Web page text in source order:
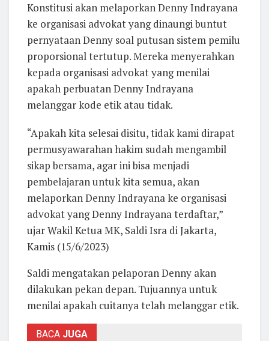
Konstitusi akan melaporkan Denny Indrayana
ke organisasi advokat yang dinaungi buntut
pernyataan Denny soal putusan sistem pemilu
proporsional tertutup. Mereka menyerahkan
kepada organisasi advokat yang menilai
apakah perbuatan Denny Indrayana
melanggar kode etik atau tidak.
“Apakah kita selesai disitu, tidak kami dirapat
permusyawarahan hakim sudah mengambil
sikap bersama, agar ini bisa menjadi
pembelajaran untuk kita semua, akan
melaporkan Denny Indrayana ke organisasi
advokat yang Denny Indrayana terdaftar,”
ujar Wakil Ketua MK, Saldi Isra di Jakarta,
Kamis (15/6/2023)
Saldi mengatakan pelaporan Denny akan
dilakukan pekan depan. Tujuannya untuk
menilai apakah cuitanya telah melanggar etik.
BACA JUGA